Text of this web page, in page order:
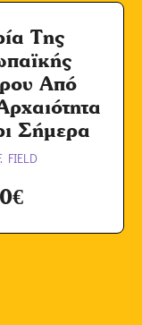
Της
Από
Σήμερα
FIELD
€